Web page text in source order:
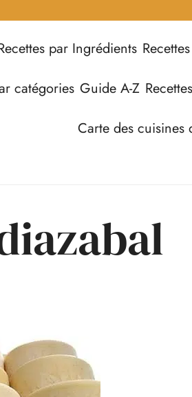
par Ingrédients
catégories Guide A-Z
Carte des cuisines